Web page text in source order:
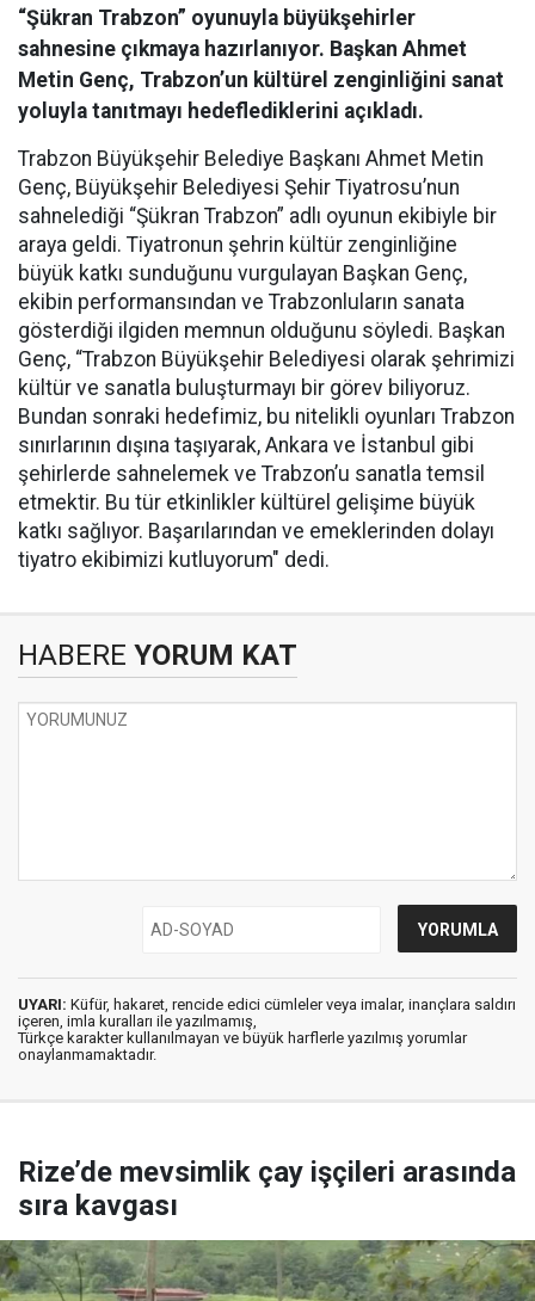
“Şükran Trabzon” oyunuyla büyükşehirler
sahnesine çıkmaya hazırlanıyor. Başkan Ahmet
Metin Genç, Trabzon’un kültürel zenginliğini sanat
yoluyla tanıtmayı hedeflediklerini açıkladı.
Trabzon Büyükşehir Belediye Başkanı Ahmet Metin
Genç, Büyükşehir Belediyesi Şehir Tiyatrosu’nun
sahnelediği “Şükran Trabzon” adlı oyunun ekibiyle bir
araya geldi. Tiyatronun şehrin kültür zenginliğine
büyük katkı sunduğunu vurgulayan Başkan Genç,
ekibin performansından ve Trabzonluların sanata
gösterdiği ilgiden memnun olduğunu söyledi. Başkan
Genç, “Trabzon Büyükşehir Belediyesi olarak şehrimizi
kültür ve sanatla buluşturmayı bir görev biliyoruz.
Bundan sonraki hedefimiz, bu nitelikli oyunları Trabzon
sınırlarının dışına taşıyarak, Ankara ve İstanbul gibi
şehirlerde sahnelemek ve Trabzon’u sanatla temsil
etmektir. Bu tür etkinlikler kültürel gelişime büyük
katkı sağlıyor. Başarılarından ve emeklerinden dolayı
tiyatro ekibimizi kutluyorum" dedi.
HABERE YORUM KAT
UYARI: Küfür, hakaret, rencide edici cümleler veya imalar, inançlara saldırı
içeren, imla kuralları ile yazılmamış,
Türkçe karakter kullanılmayan ve büyük harflerle yazılmış yorumlar
onaylanmamaktadır.
Rize’de mevsimlik çay işçileri arasında
sıra kavgası